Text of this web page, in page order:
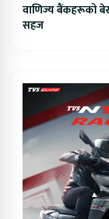
वाणिज्य बैंकहरूको
सहज